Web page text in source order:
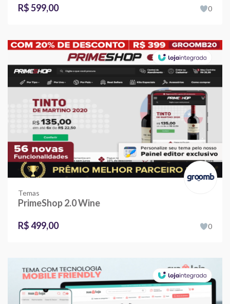
R$ 599,00
0
Temas
PrimeShop 2.0 Wine
R$ 499,00
0